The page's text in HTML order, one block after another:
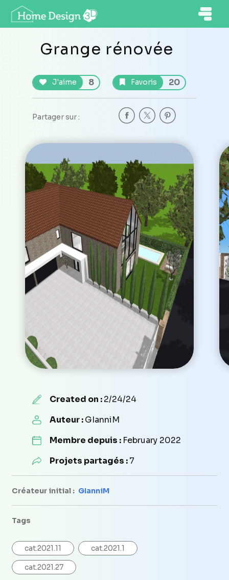
Grange rénovée
J'aime 8 Favoris 20
Partager sur :
Created on :2/24/24
Auteur :GIanniM
Membre depuis : February 2022
Projets partagés :7
Créateur initial : GIanniM
Tags
cat.2021.11 cat.2021.1
cat.2021.27